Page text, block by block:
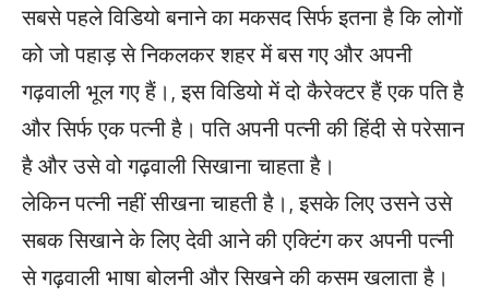
सबसे पहले विडियो बनाने का मकसद सिर्फ इतना है कि लोगों
को जो पहाड़ से निकलकर शहर में बस गए और अपनी
गढ़वाली भूल गए हैं।, इस विडियो में दो कैरेक्टर हैं एक पति है
और सिर्फ एक पत्नी है। पति अपनी पत्नी की हिंदी से परेसान
है और उसे वो गढ़वाली सिखाना चाहता है।
लेकिन पत्नी नहीं सीखना चाहती है।, इसके लिए उसने उसे
सबक सिखाने के लिए देवी आने की एक्टिंग कर अपनी पत्नी
से गढ़वाली भाषा बोलनी और सिखने की कसम खलाता है।